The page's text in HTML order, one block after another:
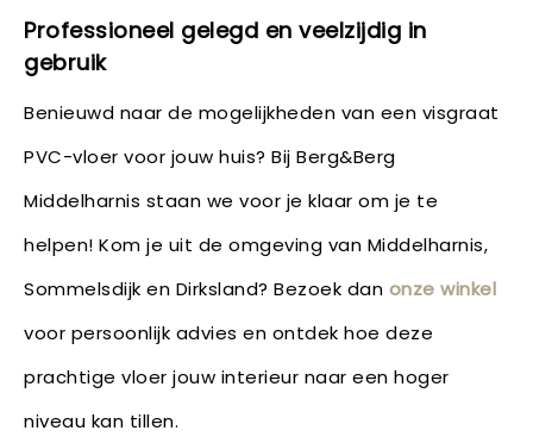
Professioneel gelegd en veelzijdig in
gebruik
Benieuwd naar de mogelijkheden van een visgraat
PVC-vloer voor jouw huis? Bij Berg&Berg
Middelharnis staan we voor je klaar om je te
helpen! Kom je uit de omgeving van Middelharnis,
Sommelsdijk en Dirksland? Bezoek dan onze winkel
voor persoonlijk advies en ontdek hoe deze
prachtige vloer jouw interieur naar een hoger
niveau kan tillen.